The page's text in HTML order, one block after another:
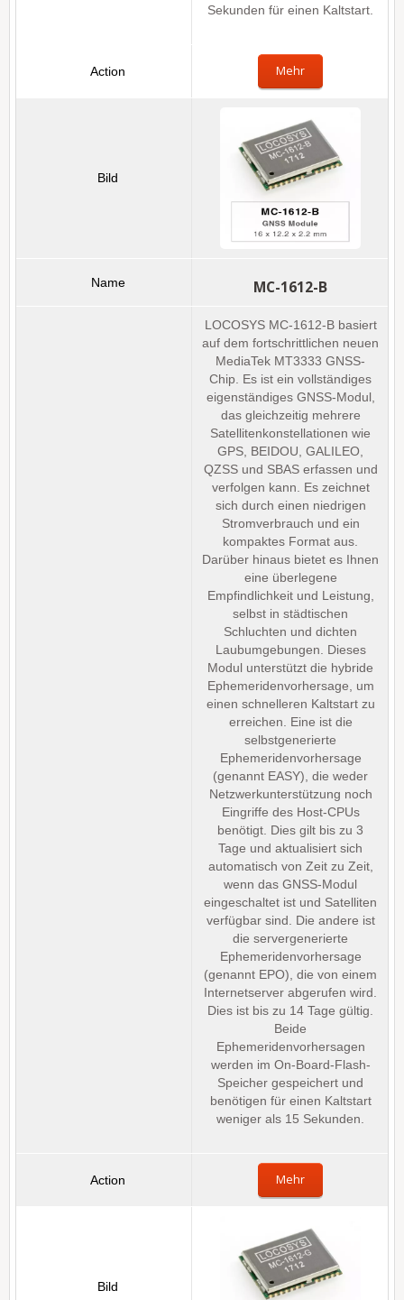
Sekunden für einen Kaltstart.
Mehr
MC-1612-B
LOCOSYS MC-1612-B basiert
auf dem fortschrittlichen neuen
MediaTek MT3333 GNSS-
Chip. Es ist ein vollständiges
eigenständiges GNSS-Modul,
das gleichzeitig mehrere
Satellitenkonstellationen wie
GPS, BEIDOU, GALILEO,
QZSS und SBAS erfassen und
verfolgen kann. Es zeichnet
sich durch einen niedrigen
Stromverbrauch und ein
kompaktes Format aus.
Darüber hinaus bietet es Ihnen
eine überlegene
Empfindlichkeit und Leistung,
selbst in städtischen
Schluchten und dichten
Laubumgebungen. Dieses
Modul unterstützt die hybride
Ephemeridenvorhersage, um
einen schnelleren Kaltstart zu
erreichen. Eine ist die
selbstgenerierte
Ephemeridenvorhersage
(genannt EASY), die weder
Netzwerkunterstützung noch
Eingriffe des Host-CPUs
benötigt. Dies gilt bis zu 3
Tage und aktualisiert sich
automatisch von Zeit zu Zeit,
wenn das GNSS-Modul
eingeschaltet ist und Satelliten
verfügbar sind. Die andere ist
die servergenerierte
Ephemeridenvorhersage
(genannt EPO), die von einem
Internetserver abgerufen wird.
Dies ist bis zu 14 Tage gültig.
Beide
Ephemeridenvorhersagen
werden im On-Board-Flash-
Speicher gespeichert und
benötigen für einen Kaltstart
weniger als 15 Sekunden.
Mehr